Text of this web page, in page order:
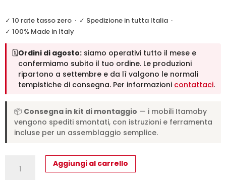
✓ 10 rate tasso zero · ✓ Spedizione in tutta Italia ·
✓ 100% Made in Italy
🗓️Ordini di agosto: siamo operativi tutto il mese e
confermiamo subito il tuo ordine. Le produzioni
ripartono a settembre e da lì valgono le normali
tempistiche di consegna. Per informazioni contattaci.
📦 Consegna in kit di montaggio — i mobili Itamoby
vengono spediti smontati, con istruzioni e ferramenta
incluse per un assemblaggio semplice.
Composizione
parete
Aggiungi al carrello